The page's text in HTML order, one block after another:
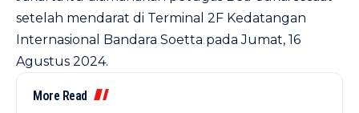
setelah mendarat di Terminal 2F Kedatangan
Internasional Bandara Soetta pada Jumat, 16
Agustus 2024.
More Read